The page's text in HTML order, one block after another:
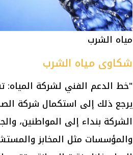
مياه الشرب
شكاوى مياه الشرب
"خط الدعم الفني لشركة المياه:
يرجع ذلك إلى استكمال شركة
الشركة بنداء إلى المواطنين،
والمؤسسات مثل المخابز